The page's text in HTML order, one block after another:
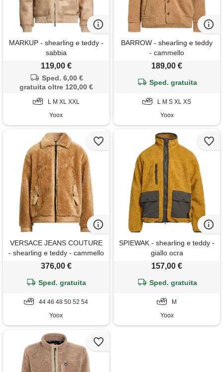
MARKUP - shearling e teddy -
sabbia
119,00 €
Sped. 6,00 €
gratuita oltre 120,00 €
L M XL XXL
Yoox
BARROW - shearling e teddy
- cammello
189,00 €
Sped. gratuita
L M S XL XS
Yoox
VERSACE JEANS COUTURE
- shearling e teddy - cammello
376,00 €
Sped. gratuita
44 46 48 50 52 54
Yoox
SPIEWAK - shearling e teddy -
giallo ocra
157,00 €
Sped. gratuita
M
Yoox